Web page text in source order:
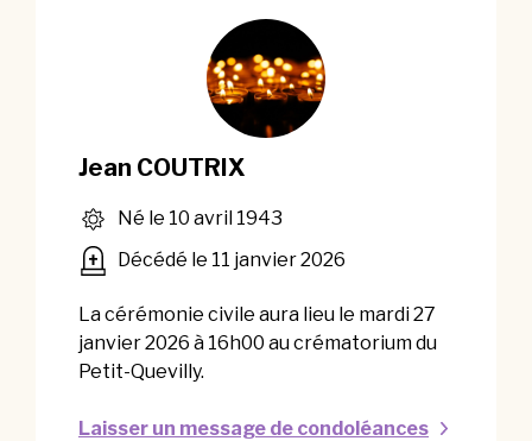
Jean COUTRIX
Né le 10 avril 1943
Décédé le 11 janvier 2026
La cérémonie civile aura lieu le mardi 27
janvier 2026 à 16h00 au crématorium du
Petit-Quevilly.
Laisser un message de condoléances